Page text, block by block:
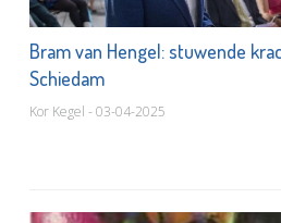
Bram van Hengel: stuwende
Schiedam
Kor Kegel - 03-04-2025